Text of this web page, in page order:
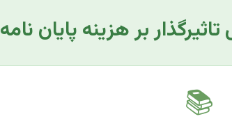
بر هزینه پایان نامه
📚